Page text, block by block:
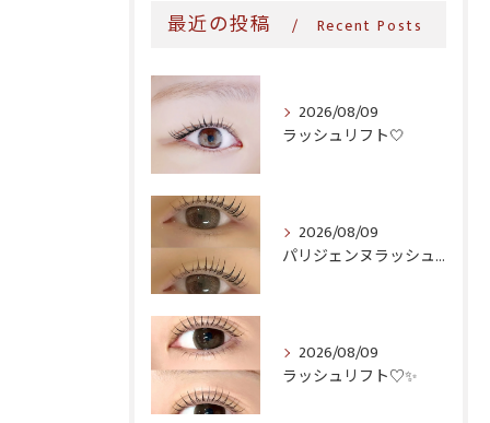
最近の投稿 Recent Posts
2026/08/09
ラッシュリフト‎🤍
2026/08/09
パリジェンヌラッシュリフト♪
2026/08/09
ラッシュリフト♡✨